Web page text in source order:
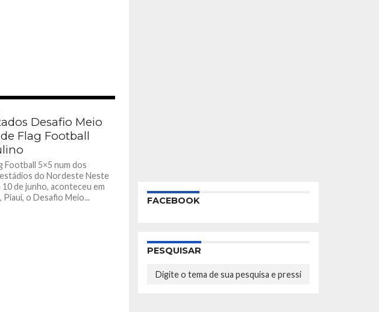
Desafio Meio
Flag Football
Football 5×5 num dos
do Nordeste Neste
de junho, aconteceu em
Piauí, o Desafio Meio...
FACEBOOK
PESQUISAR